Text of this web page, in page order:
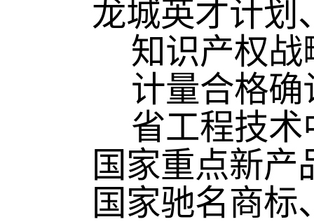
龙城英才计划
知识产权
计量合格
省工程技
国家重点新
国家驰名商